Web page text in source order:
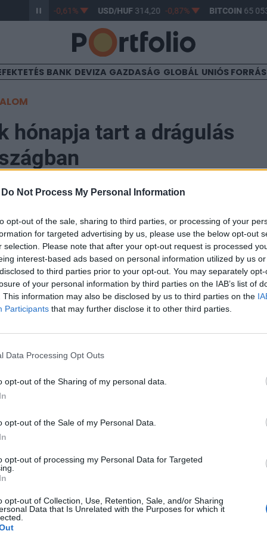
Do Not Process My Personal Information
opt-out of the sale, sharing to third parties, or processing of your
for targeted advertising by us, please use the below opt-out
selection. Please note that after your opt-out request is processed
interest-based ads based on personal information utilized by us
to third parties prior to your opt-out. You may separately
of your personal information by third parties on the IAB’s list of
This information may also be disclosed by us to third parties on the
Participants that may further disclose it to other third parties.
Data Processing Opt Outs
opt-out of the Sharing of my personal data.
opt-out of the Sale of my Personal Data.
opt-out of processing my Personal Data for Targeted
opt-out of Collection, Use, Retention, Sale, and/or Sharing
Data that Is Unrelated with the Purposes for which it
363,17 -0,61% USD/HUF314,20 -0,87% BITCOIN65
BANK DEVIZA GAZDASÁG GLOBÁL UNIÓS
hónapja tart a drágulás
fogyasztói árindex (HICP) értéke - amely
összehasonlítására - éves alapon 0,7
drágulást jelzett májusban a szövetségi
szerint. A májusi éves mutató mind az áprilisi
konszenzusánál (0,6%) magasabbnak bizonyult.
is jelentős.Utoljára tavaly szeptemberben járt ilyen
portfolio.hu hírarchívumához tartozik, melynek olvasása
tartalmazza:
cikkarchívum